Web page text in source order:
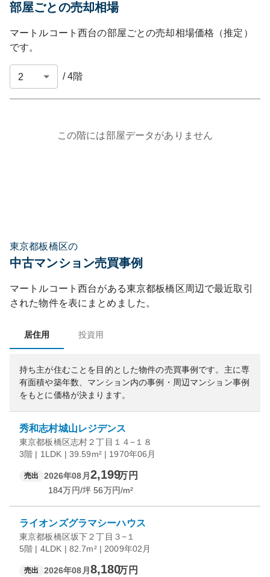
部屋ごとの売却相場
マートルコート西台の部屋ごとの売却相場価格（推定）
です。
/4階
この階には部屋データがありません
東京都板橋区の
中古マンション売買事例
マートルコート西台がある東京都板橋区周辺で最近取引
された物件を表にまとめました。
居住用 投資用
持ち主が住むことを目的とした物件の売買事例です。 主に専
有面積や築年数、マンション内の事例・周辺マンション事例
をもとに価格が決まります。
秀和志村城山レジデンス
東京都板橋区志村２丁目１４−１８
3階 | 1LDK | 39.59m² | 1970年06月
売出 2026年08月 2,199万円
184万円/坪 56万円/m²
ライオンズグラマシーハウス
東京都板橋区坂下２丁目３−１
5階 | 4LDK | 82.7m² | 2009年02月
売出 2026年08月 8,180万円